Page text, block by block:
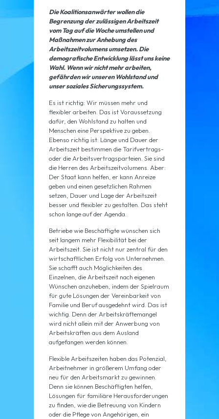
Die Koalitionsanwärter wollen die
Begrenzung der zulässigen Arbeitszeit
vom Tag auf die Woche umstellen und
Maßnahmen zur Anhebung des
Arbeitszeitvolumens umsetzen. Die
demografische Entwicklung lässt uns keine
Wahl. Wenn wir nicht mehr arbeiten,
gefährden wir unseren Wohlstand und
unser soziales Sicherungssystem.
Es ist richtig: Wir müssen mehr und
flexibler arbeiten. Das ist Voraussetzung
dafür, den Wohlstand zu halten und
Menschen eine Perspektive zu geben.
Ebenso richtig ist: Länge und Dauer der
Arbeitszeit bestimmen die Tarifvertrags-
oder die Arbeitsvertragsparteien. Sie sind
die Herren des Arbeitszeitvolumens. Aber:
Der Staat kann helfen, er kann Anreize
geben und einen gesetzlichen Rahmen
setzen, Dauer und Lage der Arbeitszeit
besser und flexibler zu gestalten. Das steht
schon lange auf der Agenda.
Betriebe wie Beschäftigte wünschen sich
seit langem mehr Flexibilität bei der
Arbeitszeit. Sie ist nicht nur zentral für den
wirtschaftlichen Erfolg von Unternehmen.
Sie schafft auch Möglichkeiten des
Einzelnen, die Arbeitszeit nach eigenen
Wünschen anzuheben, indem der Spielraum
für gute Lösungen der Vereinbarkeit von
Familie und Beruf ausgedehnt wird. Das ist
wichtig. Denn der Arbeitskräftemangel
wird nicht allein mit der Anwerbung von
Arbeitskräften aus dem Ausland
aufgefangen werden können.
Flexible Arbeitszeiten haben das Potenzial,
Arbeitnehmer in größerem Umfang oder
neu für den Arbeitsmarkt zu gewinnen.
Denn sie können Beschäftigten helfen,
Lösungen für familiäre Herausforderungen
zu finden, wie die Betreuung von Kindern
oder die Pflege von Angehörigen, ein